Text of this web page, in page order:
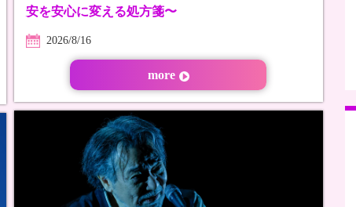
安を安心に変える処方箋〜
2026/8/16
more